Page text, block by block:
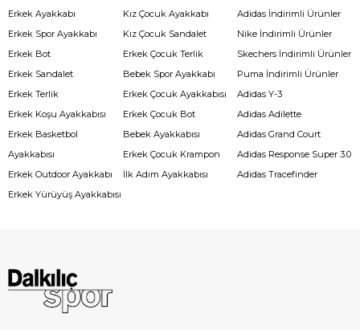
Erkek Ayakkabı
Erkek Spor Ayakkabı
Erkek Bot
Erkek Sandalet
Erkek Terlik
Erkek Koşu Ayakkabısı
Erkek Basketbol
Ayakkabısı
Erkek Outdoor Ayakkabı
Erkek Yürüyüş Ayakkabısı
Kız Çocuk Ayakkabı
Kız Çocuk Sandalet
Erkek Çocuk Terlik
Bebek Spor Ayakkabı
Erkek Çocuk Ayakkabısı
Erkek Çocuk Bot
Bebek Ayakkabısı
Erkek Çocuk Krampon
İlk Adım Ayakkabısı
Adidas İndirimli Ürünler
Nike İndirimli Ürünler
Skechers İndirimli Ürünler
Puma İndirimli Ürünler
Adidas Y-3
Adidas Adilette
Adidas Grand Court
Adidas Response Super 3.0
Adidas Tracefinder